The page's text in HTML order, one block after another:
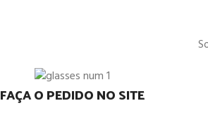
FAÇA O PEDIDO NO SITE